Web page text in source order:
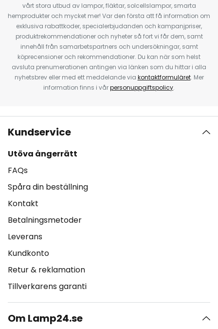
vårt stora utbud av lampor, fläktar, solcellslampor, smarta
hemprodukter och mycket mer! Var den första att få information om
exklusiva rabattkoder, specialerbjudanden och kampanjpriser,
produktrekommendationer och nyheter så fort vi får dem, samt
innehåll från samarbetspartners och undersökningar, samt
köprecensioner och rekommendationer. Du kan när som helst
avsluta prenumerationen antingen via länken som du hittar i alla
nyhetsbrev eller med ett meddelande via kontaktformuläret. Mer
information finns i vårpersonuppgiftspolicy.
Kundservice
Utöva ångerrätt
FAQs
Spåra din beställning
Kontakt
Betalningsmetoder
Leverans
Kundkonto
Retur & reklamation
Tillverkarens garanti
Om Lamp24.se